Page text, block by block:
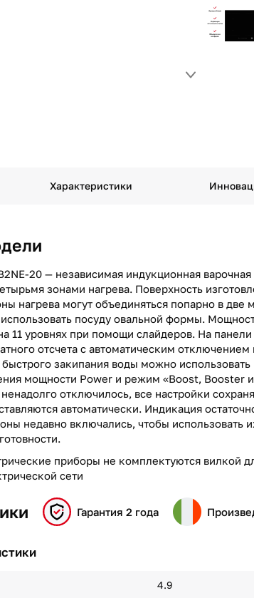
Характеристики
20 — независимая индукционная варочная
зонами нагрева. Поверхность
нагрева могут объединяться попарно в две
посуду овальной формы.
11 уровнях при помощи слайдеров. На
отсчета с автоматическим отключением
закипания воды можно
мощности Power и режим «Boost, Booster
отключилось, все настройки
автоматически. Индикация
недавно включались, чтобы использовать
приборы не комплектуются вилкой
сети
Гарантия 2 года
4.9